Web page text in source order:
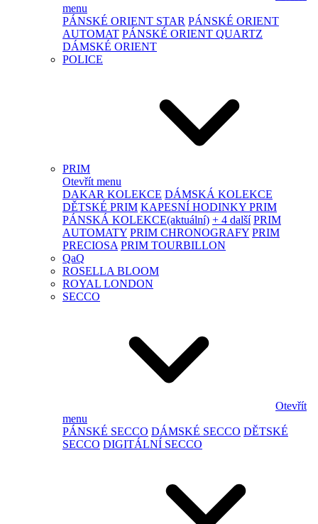
menu
PÁNSKÉ ORIENT STAR PÁNSKÉ ORIENT
AUTOMAT PÁNSKÉ ORIENT QUARTZ
DÁMSKÉ ORIENT
POLICE
PRIM
Otevřít menu
DAKAR KOLEKCE DÁMSKÁ KOLEKCE
DĚTSKÉ PRIM KAPESNÍ HODINKY PRIM
PÁNSKÁ KOLEKCE(aktuální) + 4 další PRIM
AUTOMATY PRIM CHRONOGRAFY PRIM
PRECIOSA PRIM TOURBILLON
QaQ
ROSELLA BLOOM
ROYAL LONDON
SECCO
Otevřít
menu
PÁNSKÉ SECCO DÁMSKÉ SECCO DĚTSKÉ
SECCO DIGITÁLNÍ SECCO